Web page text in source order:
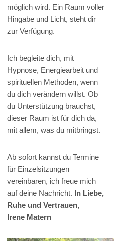
möglich wird. Ein Raum voller
Hingabe und Licht, steht dir
zur Verfügung.
Ich begleite dich, mit
Hypnose, Energiearbeit und
spirituellen Methoden, wenn
du dich verändern willst. Ob
du Unterstützung brauchst,
dieser Raum ist für dich da,
mit allem, was du mitbringst.
Ab sofort kannst du Termine
für Einzelsitzungen
vereinbaren, ich freue mich
auf deine Nachricht. In Liebe,
Ruhe und Vertrauen,
Irene Matern